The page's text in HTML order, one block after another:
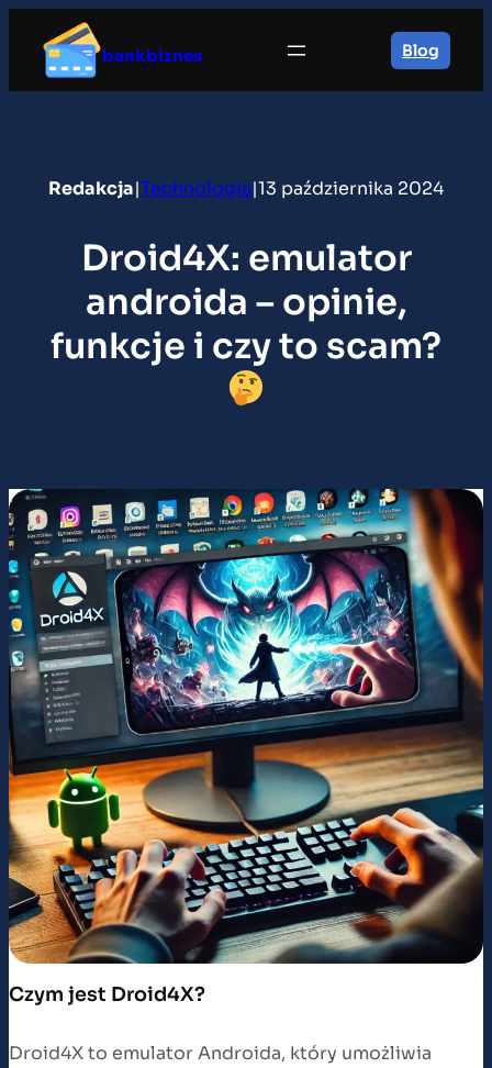
treści
bankbiznes Blog
Redakcja|Technologia|13 października 2024
Droid4X: emulator
androida – opinie,
funkcje i czy to scam?
Czym jest Droid4X?
Droid4X to emulator Androida, który umożliwia